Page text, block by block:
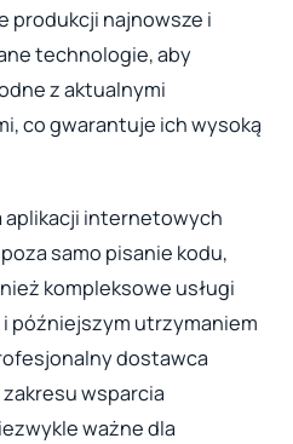
produkcji najnowsze i
technologie, aby
z aktualnymi
co gwarantuje ich wysoką
aplikacji internetowych
samo pisanie kodu,
kompleksowe usługi
późniejszym utrzymaniem
dostawca
wsparcia
ważne dla